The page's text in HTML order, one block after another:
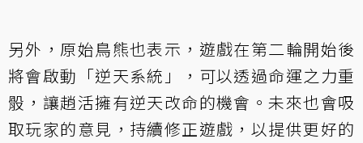
另外，原始鳥熊也表示，遊戲在第二輪開始後
將會啟動「逆天系統」，可以透過命運之力重
骰，讓趙活擁有逆天改命的機會。未來也會吸
取玩家的意見，持續修正遊戲，以提供更好的